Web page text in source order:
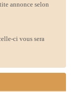
annonce selon
ci vous sera